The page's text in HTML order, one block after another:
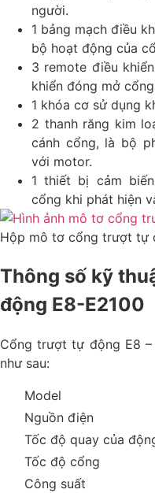
người.
1 bảng mạch điều
bộ hoạt động của
3 remote điều
khiển đóng mở
1 khóa cơ sử dụng
2 thanh răng kim
cánh cổng, là bộ
với motor.
1 thiết bị cảm
cổng khi phát hiện
Hộp mô tơ cổng trượt tự
Thông số kỹ
động E8-E2100
Cổng trượt tự động E8
như sau:
Model
Nguồn điện
Tốc độ quay của
Tốc độ cổng
Công suất